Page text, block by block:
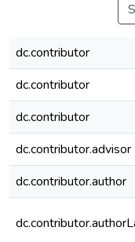
dc.contributor
dc.contributor
dc.contributor
dc.contributor.advisor
dc.contributor.author